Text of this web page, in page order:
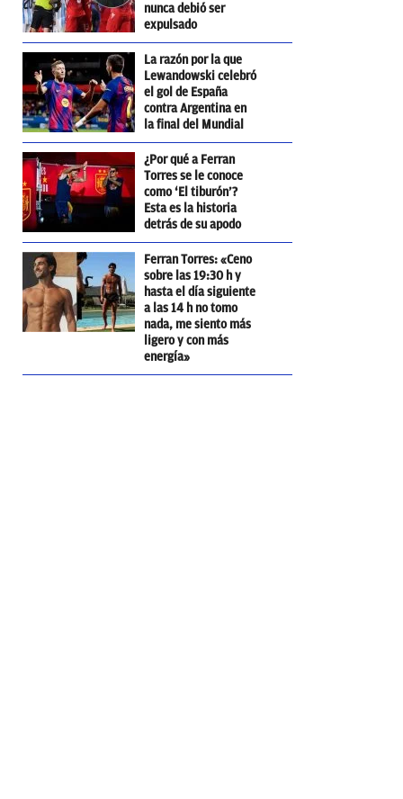
nunca debió ser
expulsado
La razón por la que
Lewandowski celebró
el gol de España
contra Argentina en
la final del Mundial
¿Por qué a Ferran
Torres se le conoce
como ‘El tiburón’?
Esta es la historia
detrás de su apodo
Ferran Torres: «Ceno
sobre las 19:30 h y
hasta el día siguiente
a las 14 h no tomo
nada, me siento más
ligero y con más
energía»